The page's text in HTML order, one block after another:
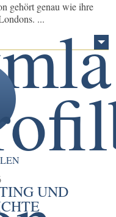
gehört genau wie ihre
...
UND